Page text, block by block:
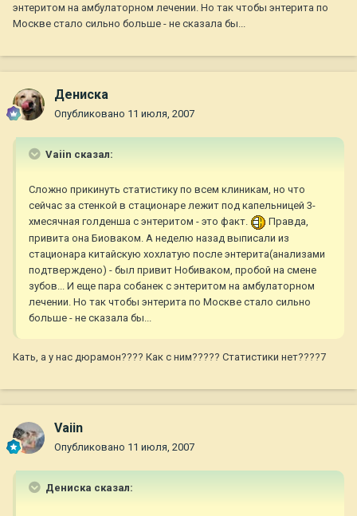
энтеритом на амбулаторном лечении. Но так чтобы энтерита по
Москве стало сильно больше - не сказала бы...
Дениска
Опубликовано 11 июля, 2007
Vaiin сказал:
Сложно прикинуть статистику по всем клиникам, но что
сейчас за стенкой в стационаре лежит под капельницей 3-
хмесячная голденша с энтеритом - это факт.
Правда,
привита она Биоваком. А неделю назад выписали из
стационара китайскую хохлатую после энтерита(анализами
подтверждено) - был привит Нобиваком, пробой на смене
зубов... И еще пара собанек с энтеритом на амбулаторном
лечении. Но так чтобы энтерита по Москве стало сильно
больше - не сказала бы...
Кать, а у нас дюрамон???? Как с ним????? Статистики нет????7
Vaiin
Опубликовано 11 июля, 2007
Дениска сказал: